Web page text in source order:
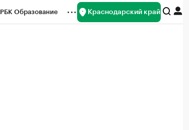
РБК Образование Краснодарский край